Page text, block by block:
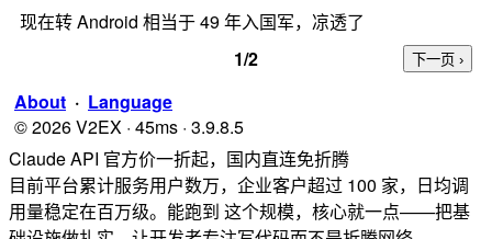
现在转 Android 相当于 49 年入国军，凉透了
1/2
About · Language
© 2026 V2EX · 45ms · 3.9.8.5
Claude API 官方价一折起，国内直连免折腾
目前平台累计服务用户数万，企业客户超过 100 家，日均调
用量稳定在百万级。能跑到 这个规模，核心就一点——把基